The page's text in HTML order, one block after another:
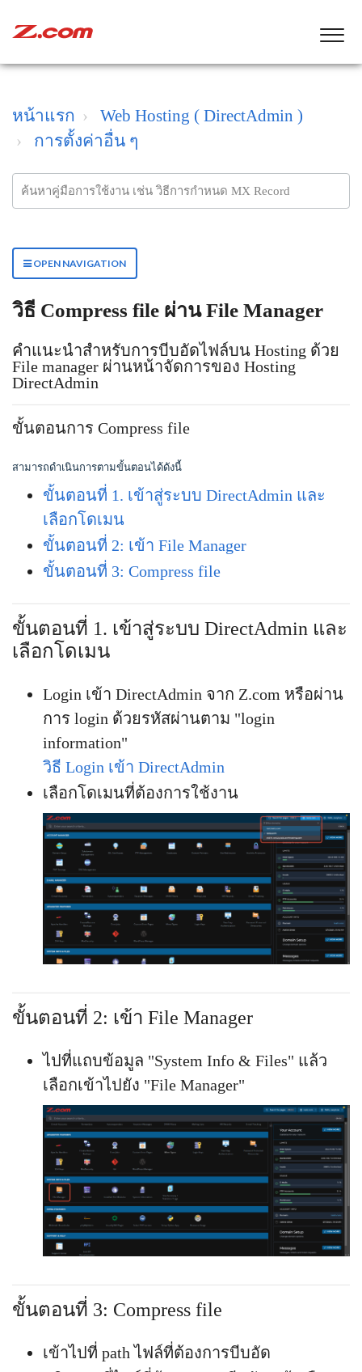
หน้าแรก
Web Hosting ( DirectAdmin )
การตั้งค่าอื่น ๆ
OPEN NAVIGATION
วิธี Compress file ผ่าน File Manager
คำแนะนำสำหรับการบีบอัดไฟล์บน Hosting ด้วย
File manager ผ่านหน้าจัดการของ Hosting
DirectAdmin
ขั้นตอนการ Compress file
สามารถดำเนินการตามขั้นตอนได้ดังนี้
ขั้นตอนที่ 1. เข้าสู่ระบบ DirectAdmin และ
เลือกโดเมน
ขั้นตอนที่ 2: เข้า File Manager
ขั้นตอนที่ 3: Compress file
ขั้นตอนที่ 1. เข้าสู่ระบบ DirectAdmin และ
เลือกโดเมน
Login เข้า DirectAdmin จาก Z.com หรือผ่าน
การ login ด้วยรหัสผ่านตาม "login
information"
วิธี Login เข้า DirectAdmin
เลือกโดเมนที่ต้องการใช้งาน
ขั้นตอนที่ 2: เข้า File Manager
ไปที่แถบข้อมูล "System Info & Files" แล้ว
เลือกเข้าไปยัง "File Manager"
ขั้นตอนที่ 3: Compress file
เข้าไปที่ path ไฟล์ที่ต้องการบีบอัด